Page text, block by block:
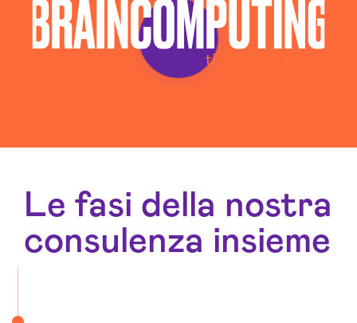
Le fasi della nostra
consulenza insieme